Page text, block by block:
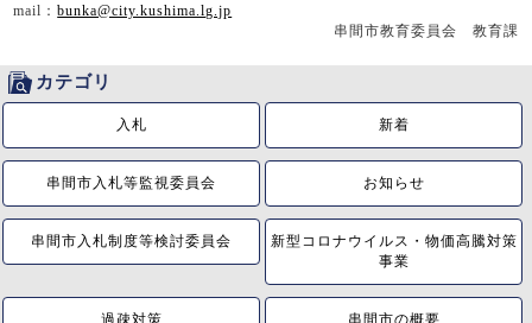
mail：bunka@city.kushima.lg.jp
串間市教育委員会 教育課
カテゴリ
入札 新着
串間市入札等監視委員会 お知らせ
串間市入札制度等検討委員会
新型コロナウイルス・物価高騰対策
事業
過疎対策 串間市の概要